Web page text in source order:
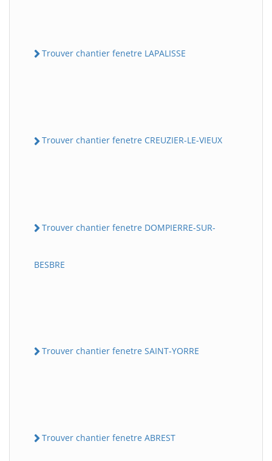
Trouver chantier fenetre LAPALISSE
Trouver chantier fenetre CREUZIER-LE-VIEUX
Trouver chantier fenetre DOMPIERRE-SUR-
BESBRE
Trouver chantier fenetre SAINT-YORRE
Trouver chantier fenetre ABREST